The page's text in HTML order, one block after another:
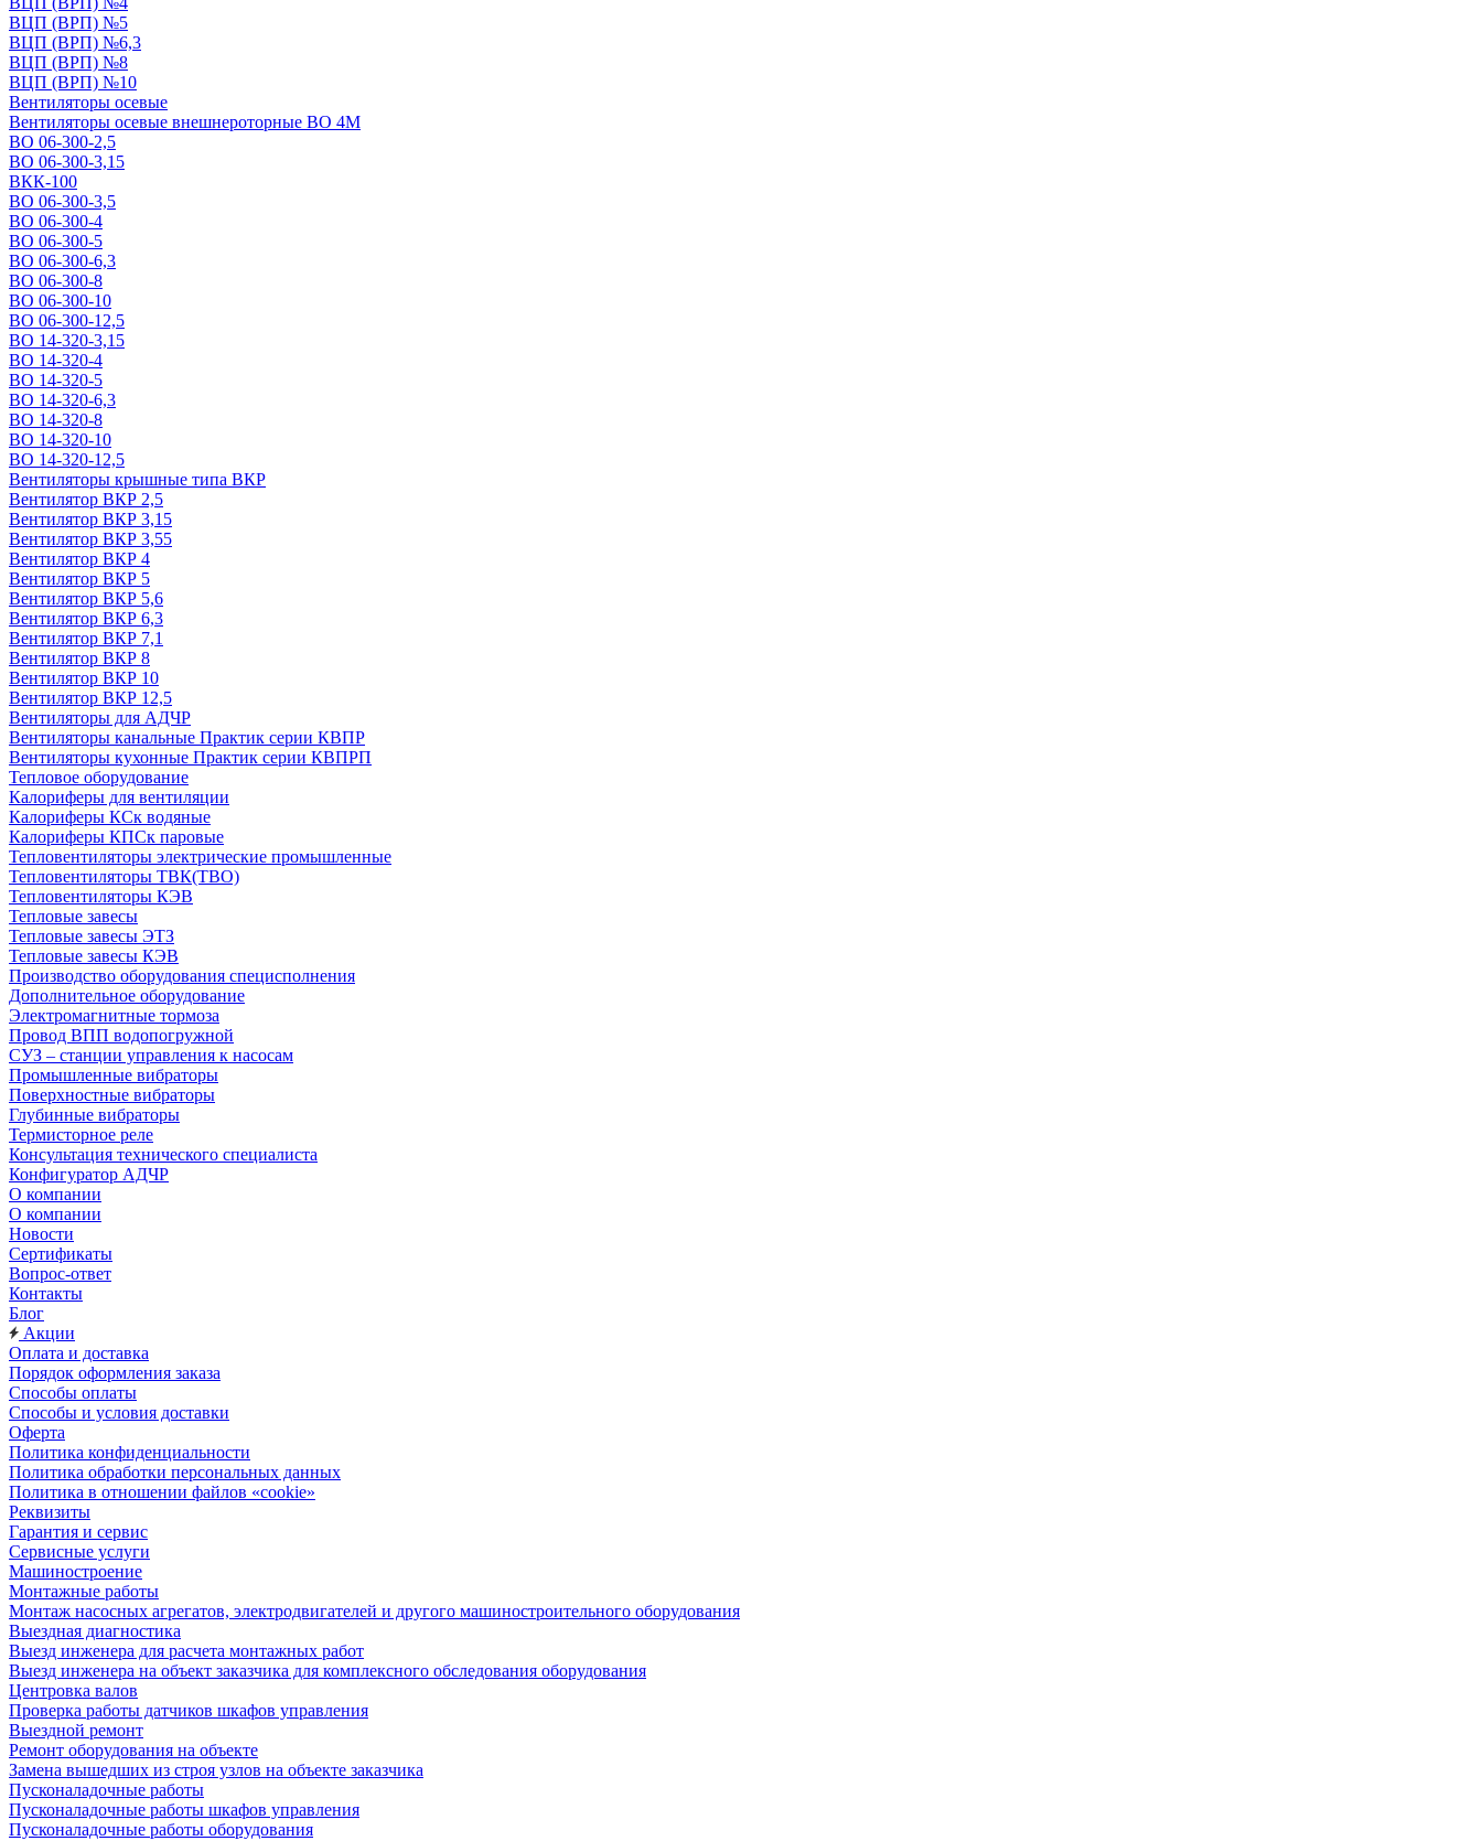
ВЦП (ВРП) №5
ВЦП (ВРП) №6,3
ВЦП (ВРП) №8
ВЦП (ВРП) №10
Вентиляторы осевые
Вентиляторы осевые внешнероторные ВО 4М
ВО 06-300-2,5
ВО 06-300-3,15
ВКК-100
ВО 06-300-3,5
ВО 06-300-4
ВО 06-300-5
ВО 06-300-6,3
ВО 06-300-8
ВО 06-300-10
ВО 06-300-12,5
ВО 14-320-3,15
ВО 14-320-4
ВО 14-320-5
ВО 14-320-6,3
ВО 14-320-8
ВО 14-320-10
ВО 14-320-12,5
Вентиляторы крышные типа ВКР
Вентилятор ВКР 2,5
Вентилятор ВКР 3,15
Вентилятор ВКР 3,55
Вентилятор ВКР 4
Вентилятор ВКР 5
Вентилятор ВКР 5,6
Вентилятор ВКР 6,3
Вентилятор ВКР 7,1
Вентилятор ВКР 8
Вентилятор ВКР 10
Вентилятор ВКР 12,5
Вентиляторы для АДЧР
Вентиляторы канальные Практик серии КВПР
Вентиляторы кухонные Практик серии КВПРП
Тепловое оборудование
Калориферы для вентиляции
Калориферы КСк водяные
Калориферы КПСк паровые
Тепловентиляторы электрические промышленные
Тепловентиляторы ТВК(ТВО)
Тепловентиляторы КЭВ
Тепловые завесы
Тепловые завесы ЭТЗ
Тепловые завесы КЭВ
Производство оборудования специсполнения
Дополнительное оборудование
Электромагнитные тормоза
Провод ВПП водопогружной
СУЗ – станции управления к насосам
Промышленные вибраторы
Поверхностные вибраторы
Глубинные вибраторы
Термисторное реле
Консультация технического специалиста
Конфигуратор АДЧР
О компании
О компании
Новости
Сертификаты
Вопрос-ответ
Контакты
Блог
Акции
Оплата и доставка
Порядок оформления заказа
Способы оплаты
Способы и условия доставки
Оферта
Политика конфиденциальности
Политика обработки персональных данных
Политика в отношении файлов «cookie»
Реквизиты
Гарантия и сервис
Сервисные услуги
Машиностроение
Монтажные работы
Монтаж насосных агрегатов, электродвигателей и другого машиностроительного оборудования
Выездная диагностика
Выезд инженера для расчета монтажных работ
Выезд инженера на объект заказчика для комплексного обследования оборудования
Центровка валов
Проверка работы датчиков шкафов управления
Выездной ремонт
Ремонт оборудования на объекте
Замена вышедших из строя узлов на объекте заказчика
Пусконаладочные работы
Пусконаладочные работы шкафов управления
Пусконаладочные работы оборудования